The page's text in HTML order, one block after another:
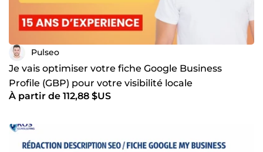
Pulseo
Je vais optimiser votre fiche Google Business
Profile (GBP) pour votre visibilité locale
À partir de 112,88 $US